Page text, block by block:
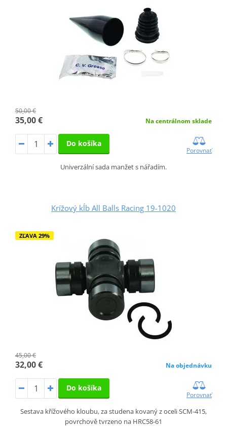
50,00 €
35,00 € Na centrálnom sklade
Do košíka
Porovnať
Univerzální sada manžet s nářadím.
Krížový kĺb All Balls Racing 19-1020
ZĽAVA 29%
45,00 €
32,00 € Na objednávku
Do košíka
Porovnať
Sestava křížového kloubu, za studena kovaný z oceli SCM-415,
povrchově tvrzeno na HRC58-61